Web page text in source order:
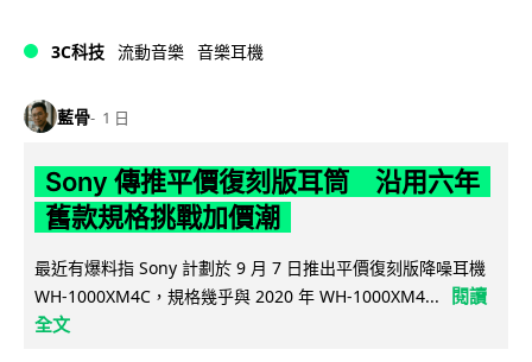
3C科技 流動音樂 音樂耳機
藍骨 1 日
Sony 傳推平價復刻版耳筒 沿用六年
舊款規格挑戰加價潮
最近有爆料指 Sony 計劃於 9 月 7 日推出平價復刻版降噪耳機
WH-1000XM4C，規格幾乎與 2020 年 WH-1000XM4...
閱讀
全文